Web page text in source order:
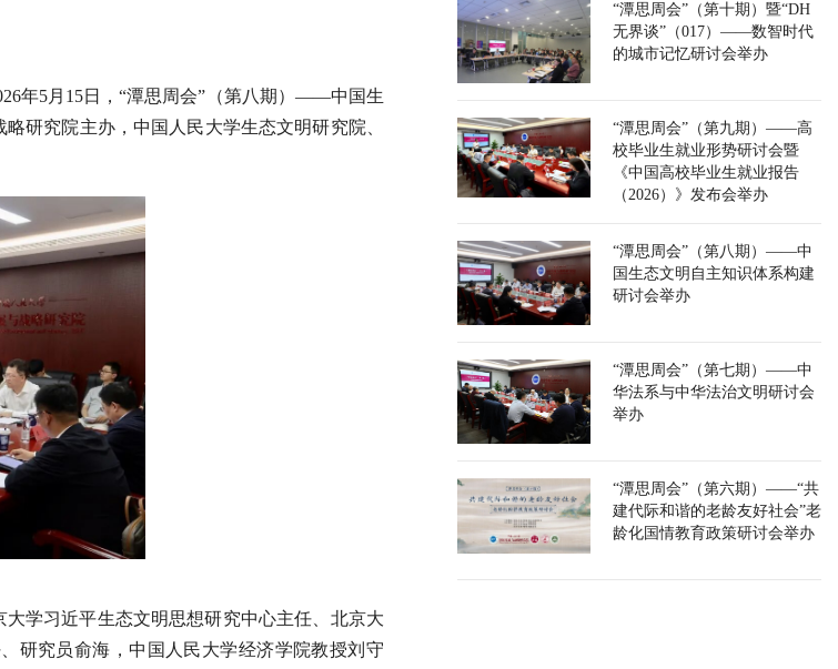
年5月15日，“潭思周会”（第八期）——中国生
研究院主办，中国人民大学生态文明研究院、
学习近平生态文明思想研究中心主任、北京大
研究员俞海，中国人民大学经济学院教授刘守
“潭思周会”（第十期）暨“DH
无界谈”（017）——数智时代
的城市记忆研讨会举办
“潭思周会”（第九期）——高
校毕业生就业形势研讨会暨
《中国高校毕业生就业报告
（2026）》发布会举办
“潭思周会”（第八期）——中
国生态文明自主知识体系构建
研讨会举办
“潭思周会”（第七期）——中
华法系与中华法治文明研讨会
举办
“潭思周会”（第六期）——“共
建代际和谐的老龄友好社会”老
龄化国情教育政策研讨会举办